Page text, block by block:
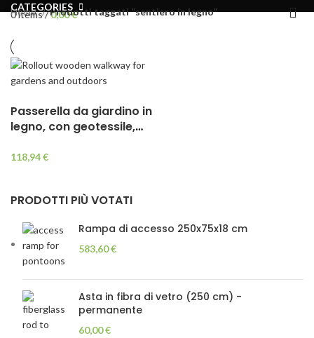
0items/0,00€
CATEGORIES
PRODOTTI PIÙ VOTATI
Rampa di accesso 250x75x18 cm
583,60€
Asta in fibra di vetro (250 cm) -
permanente
60,00€
Home Prodotti taggati “sentiero in legno”
Passerella da giardino in
legno, con geotessile,
e oltre 75×300 cm
118,94€